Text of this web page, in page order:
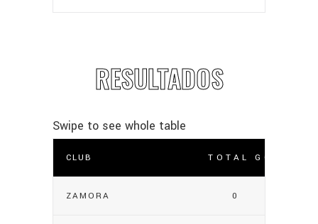
RESULTADOS
CLUB TOTAL GOLES
ZAMORA 0